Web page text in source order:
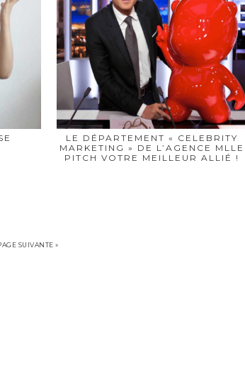
LE DÉPARTEMENT « CELEBRITY
MARKETING » DE L’AGENCE MLLE
PITCH VOTRE MEILLEUR ALLIÉ !
SUIVANTE »